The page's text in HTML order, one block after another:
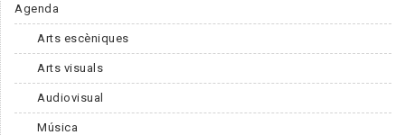
Agenda
Arts escèniques
Arts visuals
Audiovisual
Música